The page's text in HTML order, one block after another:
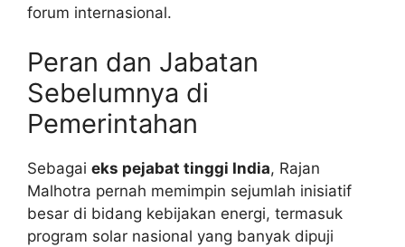
forum internasional.
Peran dan Jabatan
Sebelumnya di
Pemerintahan
Sebagai eks pejabat tinggi India, Rajan
Malhotra pernah memimpin sejumlah inisiatif
besar di bidang kebijakan energi, termasuk
program solar nasional yang banyak dipuji